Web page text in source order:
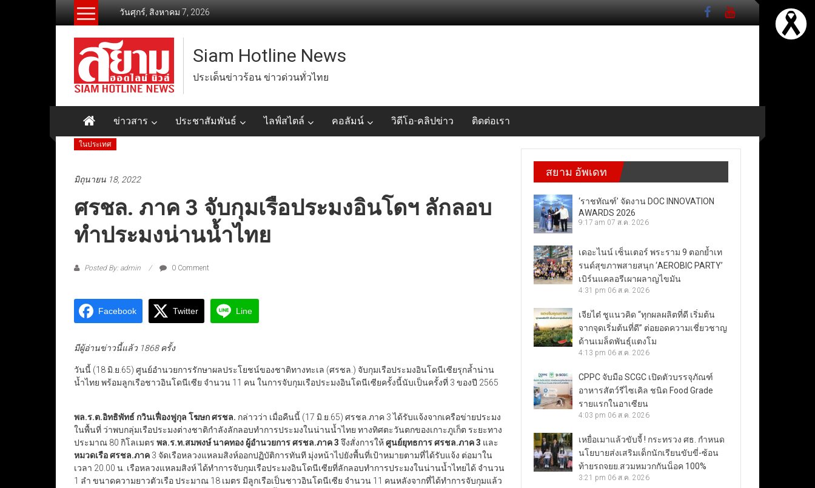
วันศุกร์, สิงหาคม 7, 2026
Siam Hotline News
ประเด็นข่าวร้อน ข่าวด่วนทั่วไทย
ข่าวสาร ประชาสัมพันธ์ ไลฟ์สไตล์ คอลัมน์ วิดีโอ-คลิปข่าว ติดต่อเรา
ในประเทศ
มิถุนายน 18, 2022
ศรชล. ภาค 3 จับกุมเรือประมงอินโดฯ ลักลอบ
ทำประมงน่านน้ำไทย
Posted By: admin 0 Comment
Facebook Twitter Line
มีผู้อ่านข่าวนี้แล้ว 1868 ครั้ง
วันนี้ (18 มิ.ย.65) ศูนย์อำนวยการรักษาผลประโยชน์ของชาติทางทะเล (ศรชล.) จับกุมเรือประมงอินโดนีเซียรุกล้ำน่าน
น้ำไทย พร้อมลูกเรือชาวอินโดนีเซีย จำนวน 11 คน ในการจับกุมเรือประมงอินโดนีเซียครั้งนี้นับเป็นครั้งที่ 3 ของปี 2565
พล.ร.ต.อิทธิพัทธ์ กวินเฟื่องฟูกุล โฆษก ศรชล. กล่าวว่า เมื่อคืนนี้ (17 มิ.ย.65) ศรชล.ภาค 3 ได้รับแจ้งจากเครือข่ายประมง
ในพื้นที่ ว่าพบกลุ่มเรือประมงต่างชาติกำลังลักลอบทำการประมงในน่านน้ำไทย ทางทิศตะวันตกของเกาะภูเก็ต ระยะทาง
ประมาณ 80 กิโลเมตร พล.ร.ท.สมพงษ์ นาคทอง ผู้อำนวยการ ศรชล.ภาค3 จึงสั่งการให้ศูนย์ยุทธการ ศรชล.ภาค3 และ
หมวดเรือ ศรชล.ภาค 3 จัดเรือหลวงแหลมสิงห์ออกปฏิบัติการทันที มุ่งหน้าไปยังพื้นที่เป้าหมายตามที่ได้รับแจ้ง ต่อมาใน
เวลา 20.00 น. เรือหลวงแหลมสิงห์ ได้ทำการจับกุมเรือประมงอินโดนีเซียที่ลักลอบทำการประมงในน่านน้ำไทยได้ จำนวน
1 ลำ ขนาดความยาวตัวเรือ ประมาณ 18 เมตร มีลูกเรือเป็นชาวอินโดนีเซีย จำนวน 11 คนหลังจากที่ได้ทำการจับกุมแล้ว
สยาม อัพเดท
‘ราชทัณฑ์’ จัดงาน DOC INNOVATION
AWARDS 2026
9:17 am 07 ส.ค. 2026
เดอะไนน์ เซ็นเตอร์ พระราม 9 ตอกย้ำเท
รนด์สุขภาพสายสนุก ‘AEROBIC PARTY’
เบิร์นแคลอรีเผาผลาญไขมัน
4:31 pm 06 ส.ค. 2026
เจียไต๋ ชูแนวคิด “ทุกผลผลิตที่ดี เริ่มต้น
จากจุดเริ่มต้นที่ดี” ต่อยอดความเชี่ยวชาญ
ด้านเมล็ดพันธุ์แตงโม
4:13 pm 06 ส.ค. 2026
CPPC จับมือ SCGC เปิดตัวบรรจุภัณฑ์
อาหารสัตว์รีไซเคิล ชนิด Food Grade
รายแรกในอาเซียน
4:03 pm 06 ส.ค. 2026
เหยื่อเมาแล้วขับจี้ ! กระทรวง ศธ. กำหนด
นโยบายส่งเสริมเด็กนักเรียนขับขี่-ซ้อน
ท้ายรถจยย.สวมหมวกกันน็อค 100%
3:21 pm 06 ส.ค. 2026